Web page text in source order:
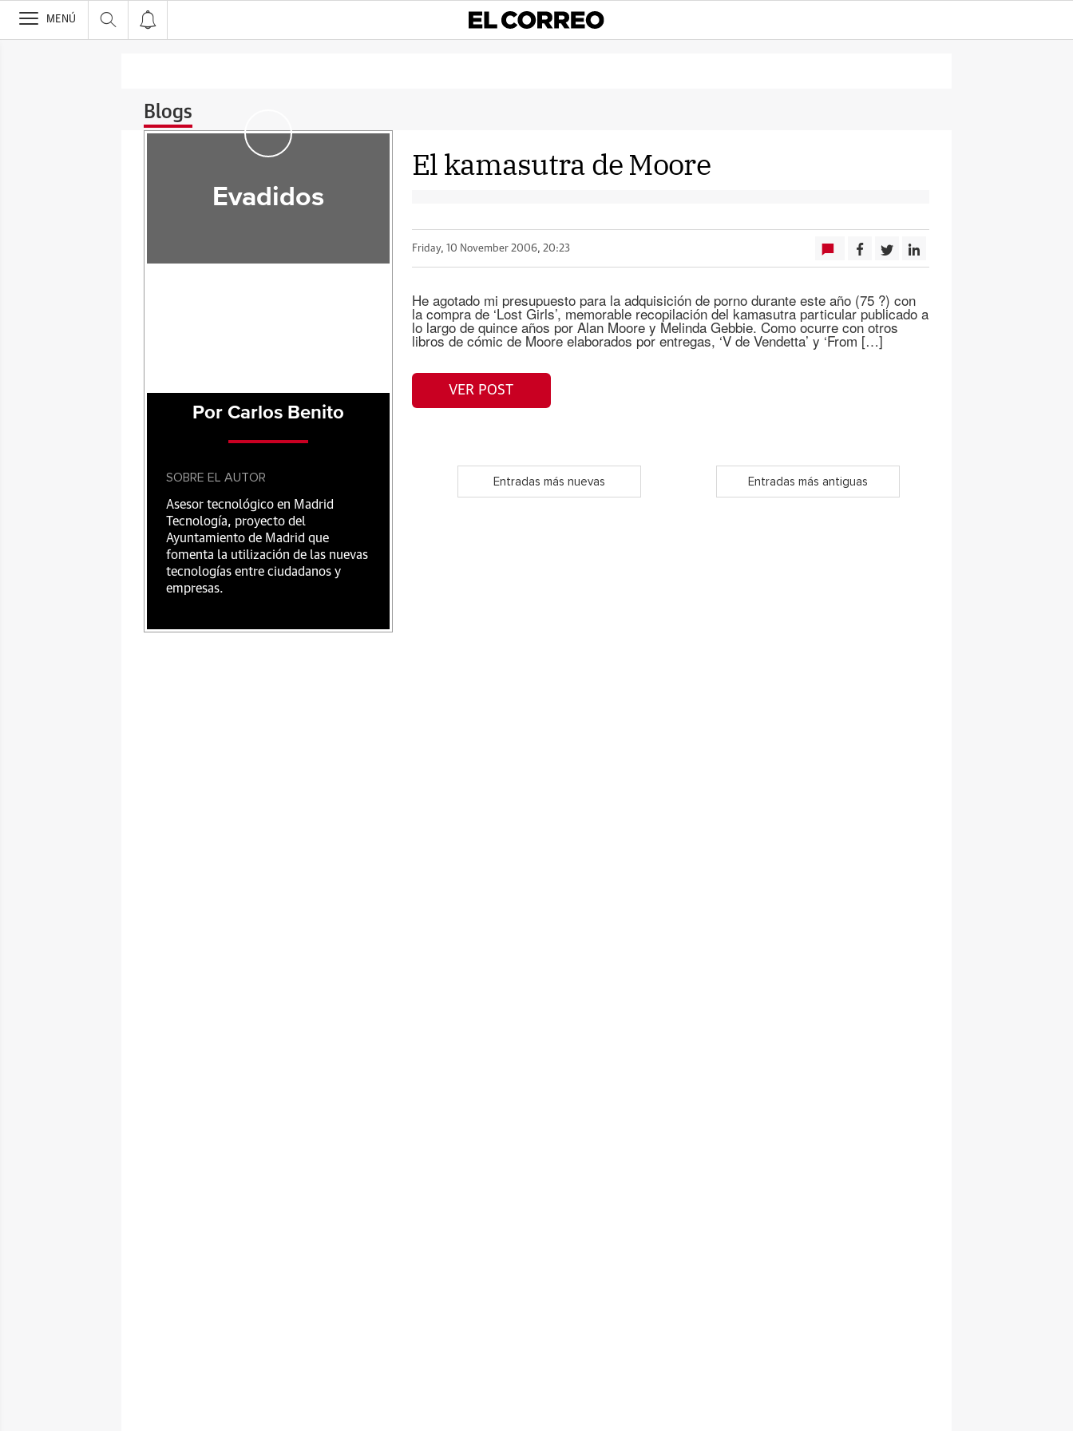
>
MENÚ
Blogs
El kamasutra de Moore
Friday, 10 November 2006, 20:23
He agotado mi presupuesto para la adquisición de porno durante este año (75 ?) con
la compra de ‘Lost Girls’, memorable recopilación del kamasutra particular publicado a
lo largo de quince años por Alan Moore y Melinda Gebbie. Como ocurre con otros
libros de cómic de Moore elaborados por entregas, ‘V de Vendetta’ y ‘From […]
VER POST
Entradas más nuevas Entradas más antiguas
Evadidos
Por Carlos Benito
SOBRE EL AUTOR
Asesor tecnológico en Madrid
Tecnología, proyecto del
Ayuntamiento de Madrid que
fomenta la utilización de las nuevas
tecnologías entre ciudadanos y
empresas.